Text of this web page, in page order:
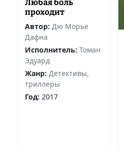
Любая боль
проходит
Автор: Дю Морье
Дафна
Исполнитель: Томан
Эдуард
Жанр: Детективы,
триллеры
Год: 2017